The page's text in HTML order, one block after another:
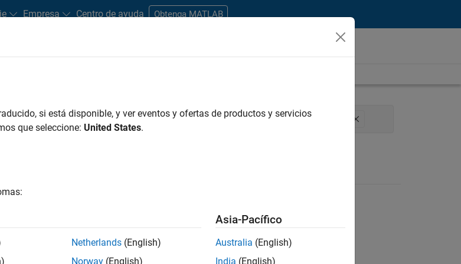
Empresa Centro de ayuda Obtenga MATLAB
carreras
Support Release Engineering Web Applications and Services Education Marketing
los empleos. Busque por ubicación para encontrar todos los empleos en su zona.
si está disponible, y ver eventos y ofertas de productos y servicios
que seleccione: United States.
Netherlands (English)
Norway (English)
Asia-Pacífico
Australia (English)
India (English)